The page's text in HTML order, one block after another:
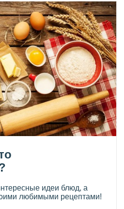
идеи блюд, а
любимыми рецептами!